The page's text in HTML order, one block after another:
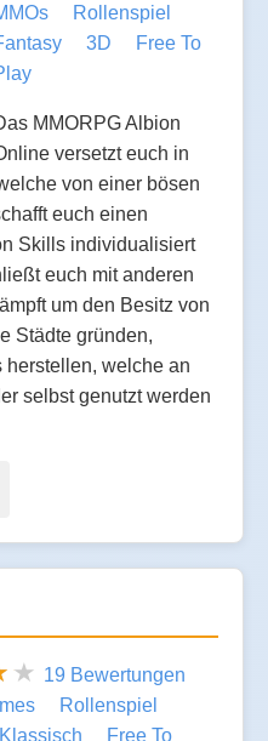
Rollenspiel
3D
Free To
MMORPG Albion
versetzt euch in
von einer bösen
euch einen
Skills individualisiert
euch mit anderen
um den Besitz von
Städte gründen,
herstellen, welche an
selbst genutzt werden
19 Bewertungen
Rollenspiel
Klassisch Free To